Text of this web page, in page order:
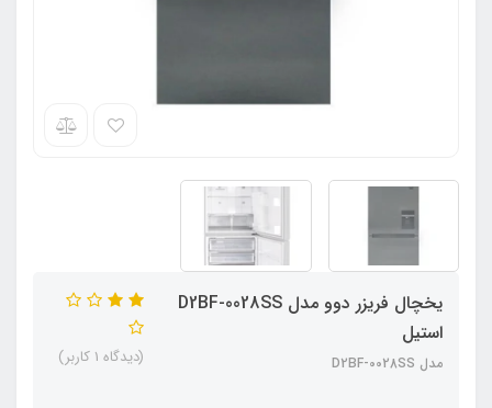
یخچال فریزر دوو مدل D2BF-0028SS
استیل
مدل D2BF-0028SS (دیدگاه 1 کاربر)